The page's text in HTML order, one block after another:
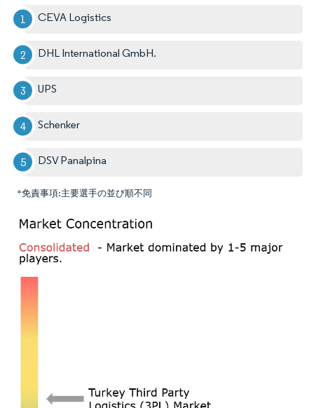
CEVA Logistics
DHL International GmbH.
UPS
Schenker
DSV Panalpina
*免責事項:主要選手の並び順不同